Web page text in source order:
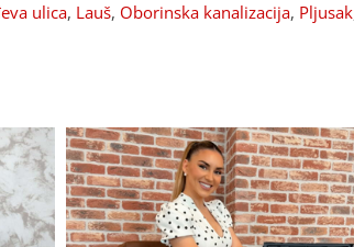
ulica, Lauš, Oborinska kanalizacija, Pljusak